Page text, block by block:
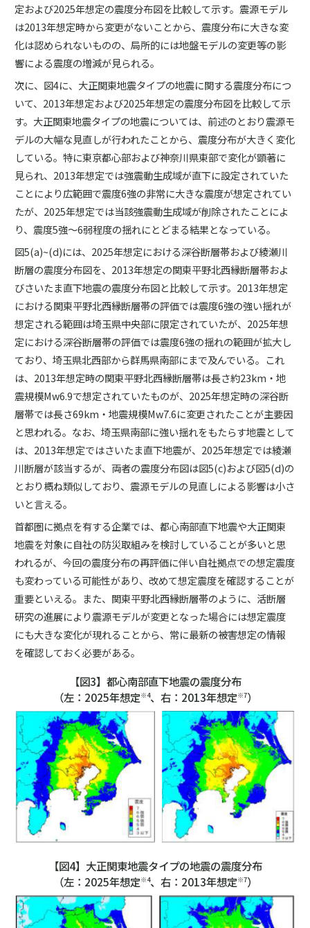
定および2025年想定の震度分布図を比較して示す。震源モデル
は2013年想定時から変更がないことから、震度分布に大きな変
化は認められないものの、局所的には地盤モデルの変更等の影
響による震度の増減が見られる。
次に、図4に、大正関東地震タイプの地震に関する震度分布につ
いて、2013年想定および2025年想定の震度分布図を比較して示
す。大正関東地震タイプの地震については、前述のとおり震源モ
デルの大幅な見直しが行われたことから、震度分布が大きく変化
している。特に東京都心部および神奈川県東部で変化が顕著に
見られ、2013年想定では強震動生成域が直下に設定されていた
ことにより広範囲で震度6強の非常に大きな震度が想定されてい
たが、2025年想定では当該強震動生成域が削除されたことによ
り、震度5強～6弱程度の揺れにとどまる結果となっている。
図5(a)~(d)には、2025年想定における深谷断層帯および綾瀬川
断層の震度分布図を、2013年想定の関東平野北西縁断層帯およ
びさいたま直下地震の震度分布図と比較して示す。2013年想定
における関東平野北西縁断層帯の評価では震度6強の強い揺れが
想定される範囲は埼玉県中央部に限定されていたが、2025年想
定における深谷断層帯の評価では震度6強の揺れの範囲が拡大し
ており、埼玉県北西部から群馬県南部にまで及んでいる。これ
は、2013年想定時の関東平野北西縁断層帯は長さ約23km・地
震規模Mw6.9で想定されていたものが、2025年想定時の深谷断
層帯では長さ69km・地震規模Mw7.6に変更されたことが主要因
と思われる。なお、埼玉県南部に強い揺れをもたらす地震として
は、2013年想定ではさいたま直下地震が、2025年想定では綾瀬
川断層が該当するが、両者の震度分布図は図5(c)および図5(d)の
とおり概ね類似しており、震源モデルの見直しによる影響は小さ
いと言える。
首都圏に拠点を有する企業では、都心南部直下地震や大正関東
地震を対象に自社の防災取組みを検討していることが多いと思
われるが、今回の震度分布の再評価に伴い自社拠点での想定震度
も変わっている可能性があり、改めて想定震度を確認することが
重要といえる。また、関東平野北西縁断層帯のように、活断層
研究の進展により震源モデルが変更となった場合には想定震度
にも大きな変化が現れることから、常に最新の被害想定の情報
を確認しておく必要がある。
【図3】都心南部直下地震の震度分布
（左：2025年想定※4、右：2013年想定※7）
【図4】大正関東地震タイプの地震の震度分布
（左：2025年想定※4、右：2013年想定※7）